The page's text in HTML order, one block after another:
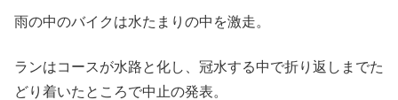
雨の中のバイクは水たまりの中を激走。
ランはコースが水路と化し、冠水する中で折り返しまでた
どり着いたところで中止の発表。